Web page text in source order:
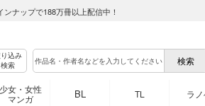
ナップで188万冊以上配信中！
込み
検索
少女・女性
マンガ
BL TL ラ